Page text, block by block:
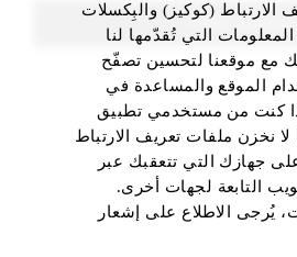
FIND
الارتباط (كوكيز) والبِكسلات
التي تُقدّمها لنا
مع موقعنا لتحسين تصفّح
الموقع والمساعدة في
كنت من مستخدمي تطبيق
لا نخزن ملفات تعريف الارتباط
على جهازك التي تتعقبك عبر
التابعة لجهات أخرى.
يُرجى الاطلاع على إشعار